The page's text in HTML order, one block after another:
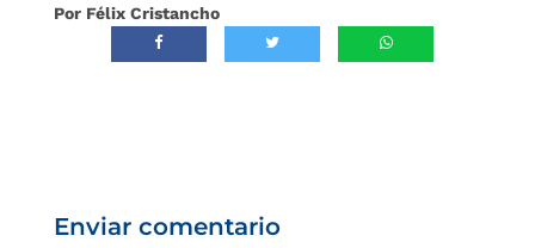
Por Félix Cristancho
Enviar comentario